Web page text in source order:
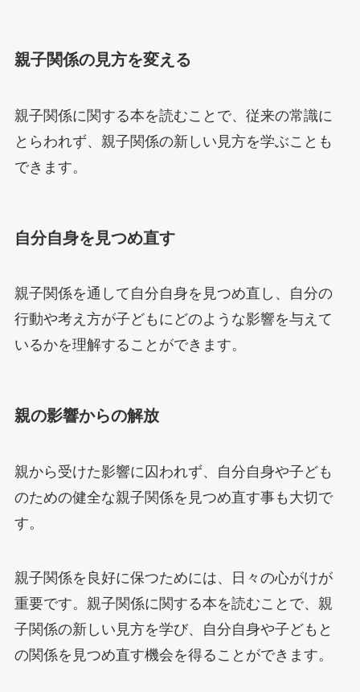
親子関係の見方を変える
親子関係に関する本を読むことで、従来の常識に
とらわれず、親子関係の新しい見方を学ぶことも
できます。
自分自身を見つめ直す
親子関係を通して自分自身を見つめ直し、自分の
行動や考え方が子どもにどのような影響を与えて
いるかを理解することができます。
親の影響からの解放
親から受けた影響に囚われず、自分自身や子ども
のための健全な親子関係を見つめ直す事も大切で
す。
親子関係を良好に保つためには、日々の心がけが
重要です。親子関係に関する本を読むことで、親
子関係の新しい見方を学び、自分自身や子どもと
の関係を見つめ直す機会を得ることができます。